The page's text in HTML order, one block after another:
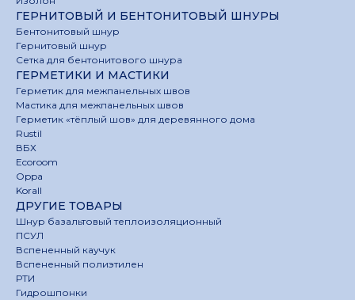
ГЕРНИТОВЫЙ И БЕНТОНИТОВЫЙ ШНУРЫ
Бентонитовый шнур
Гернитовый шнур
Сетка для бентонитового шнура
ГЕРМЕТИКИ И МАСТИКИ
Герметик для межпанельных швов
Мастика для межпанельных швов
Герметик «тёплый шов» для деревянного дома
Rustil
ВБХ
Ecoroom
Oppa
Korall
ДРУГИЕ ТОВАРЫ
Шнур базальтовый теплоизоляционный
ПСУЛ
Вспененный каучук
Вспененный полиэтилен
РТИ
Гидрошпонки